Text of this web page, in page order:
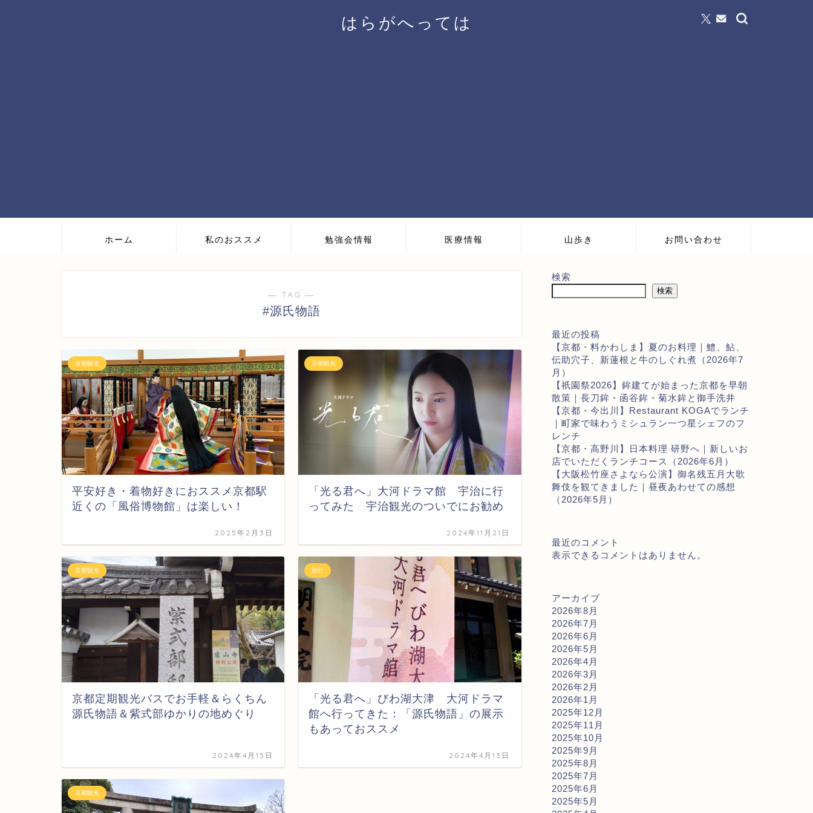
はらがへっては
ホーム 私のおススメ 勉強会情報 医療情報 山歩き お問い合わせ
― TAG ―
#源氏物語
京都観光
平安好き・着物好きにおススメ京都駅
近くの「風俗博物館」は楽しい！
2025年2月3日
京都観光
「光る君へ」大河ドラマ館 宇治に行
ってみた 宇治観光のついでにお勧め
2024年11月21日
京都観光
京都定期観光バスでお手軽＆らくちん
源氏物語＆紫式部ゆかりの地めぐり
2024年4月15日
旅行
「光る君へ」びわ湖大津 大河ドラマ
館へ行ってきた：「源氏物語」の展示
もあっておススメ
2024年4月13日
京都観光
検索
検索
最近の投稿
【京都・料かわしま】夏のお料理｜鱧、鮎、
伝助穴子、新蓮根と牛のしぐれ煮（2026年7
月）
【祇園祭2026】鉾建てが始まった京都を早朝
散策｜長刀鉾・函谷鉾・菊水鉾と御手洗井
【京都・今出川】Restaurant KOGAでランチ
｜町家で味わうミシュラン一つ星シェフのフ
レンチ
【京都・高野川】日本料理 研野へ｜新しいお
店でいただくランチコース（2026年6月）
【大阪松竹座さよなら公演】御名残五月大歌
舞伎を観てきました｜昼夜あわせての感想
（2026年5月）
最近のコメント
表示できるコメントはありません。
アーカイブ
2026年8月
2026年7月
2026年6月
2026年5月
2026年4月
2026年3月
2026年2月
2026年1月
2025年12月
2025年11月
2025年10月
2025年9月
2025年8月
2025年7月
2025年6月
2025年5月